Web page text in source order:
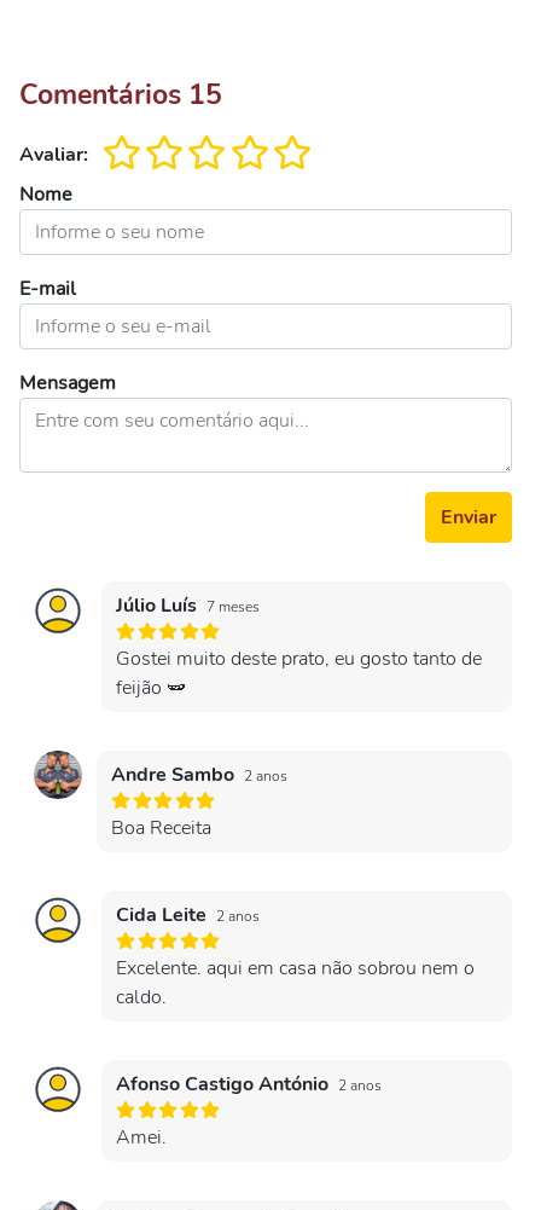
Comentários 15
Avaliar:
Nome
E-mail
Mensagem
Enviar
Júlio Luís 7 meses
Gostei muito deste prato, eu gosto tanto de
feijão 🫛
Andre Sambo 2 anos
Boa Receita
Cida Leite 2 anos
Excelente. aqui em casa não sobrou nem o
caldo.
Afonso Castigo António 2 anos
Amei.